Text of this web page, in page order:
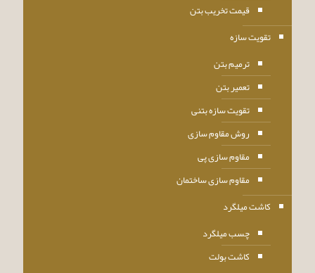
قیمت تخریب بتن
تقویت سازه
ترمیم بتن
تعمیر بتن
تقویت سازه بتنی
روش مقاوم سازی
مقاوم سازی پی
مقاوم سازی ساختمان
کاشت میلگرد
چسب میلگرد
کاشت بولت